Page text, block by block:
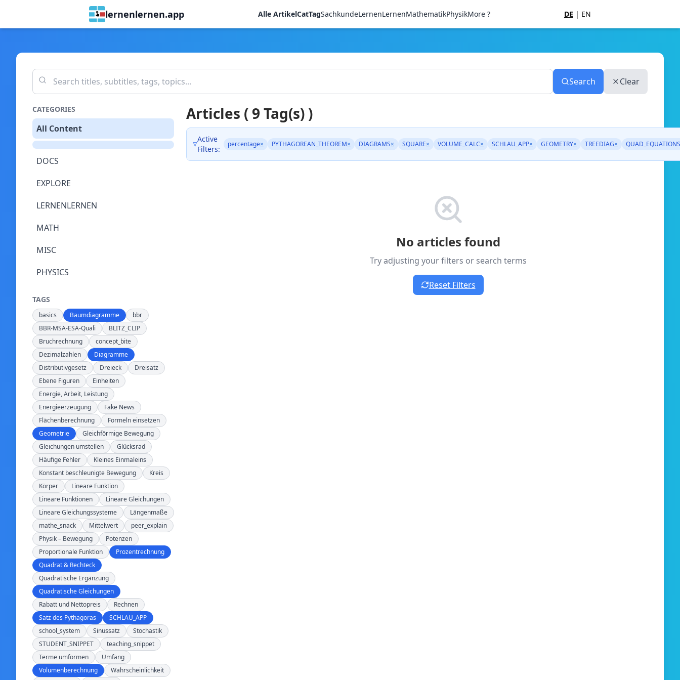
lernenlernen.app Alle ArtikelCatTagSachkundeLernenLernenMathematikPhysikMore ? DE | EN
Search Clear
CATEGORIES
All Content
DOCS
EXPLORE
LERNENLERNEN
MATH
MISC
PHYSICS
TAGS
basics Baumdiagramme
bbr
BBR-MSA-ESA-Quali
BLITZ_CLIP
Bruchrechnung
concept_bite
Dezimalzahlen
Diagramme
Distributivgesetz
Dreieck
Dreisatz
Ebene Figuren
Einheiten
Energie, Arbeit, Leistung
Energieerzeugung
Fake News
Flächenberechnung
Formeln einsetzen
Geometrie
Gleichförmige Bewegung
Gleichungen umstellen
Glücksrad
Häufige Fehler
Kleines Einmaleins
Konstant beschleunigte Bewegung
Kreis
Körper
Lineare Funktion
Lineare Funktionen
Lineare Gleichungen
Lineare Gleichungssysteme
Längenmaße
mathe_snack
Mittelwert
peer_explain
Physik – Bewegung
Potenzen
Proportionale Funktion
Prozentrechnung
Quadrat & Rechteck
Quadratische Ergänzung
Quadratische Gleichungen
Rabatt und Nettopreis
Rechnen
Satz des Pythagoras
SCHLAU_APP
school_system
Sinussatz
Stochastik
STUDENT_SNIPPET
teaching_snippet
Terme umformen
Umfang
Volumenberechnung
Wahrscheinlichkeit
Articles ( 9 Tag(s) )
Active
Filters:
percentage× PYTHAGOREAN_THEOREM× DIAGRAMS× SQUARE× VOLUME_CALC× SCHLAU_APP× GEOMETRY× TREEDIAG× QUAD_EQUATIONS
No articles found
Try adjusting your filters or search terms
Reset Filters